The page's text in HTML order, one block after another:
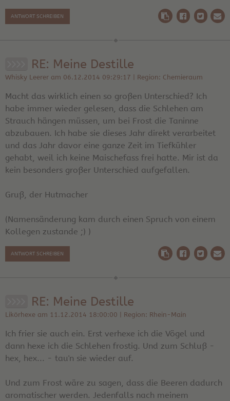
ANTWORT SCHREIBEN
RE: Meine Destille
Whisky Leerer am 06.12.2014 09:29:17 | Region: Chemieraum
Macht das wirklich einen so großen Unterschied? Ich
habe immer wieder gelesen, dass die Schlehen am
Strauch hängen müssen, um bei Frost die Taninne
abzubauen. Ich habe sie dieses Jahr direkt verarbeitet
und das Jahr davor eine ganze Zeit im Tiefkühler
gehabt, weil ich keine Maischefass frei hatte. Mir ist da
kein besonders großer Unterschied aufgefallen.
Gruß, der Hutmacher
(Namensänderung kam durch einen Spruch von einem
Kollegen zustande ;) )
ANTWORT SCHREIBEN
RE: Meine Destille
Likörhexe am 11.12.2014 18:00:00 | Region: Rhein-Main
Ich frier sie auch ein. Erst verhexe ich die Vögel und
dann hexe ich die Schlehen frostig. Und zum Schluß -
hex, hex... - tau'n sie wieder auf.
Und zum Frost wäre zu sagen, dass die Beeren dadurch
aromatischer werden. Jedenfalls nach meinem